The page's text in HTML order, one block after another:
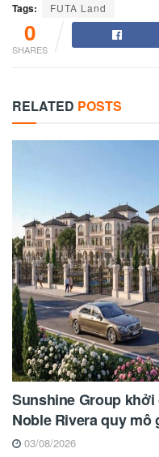
Tags: FUTA Land
0
SHARES
RELATED POSTS
Sunshine Group
Noble Rivera quy mô
03/08/2026